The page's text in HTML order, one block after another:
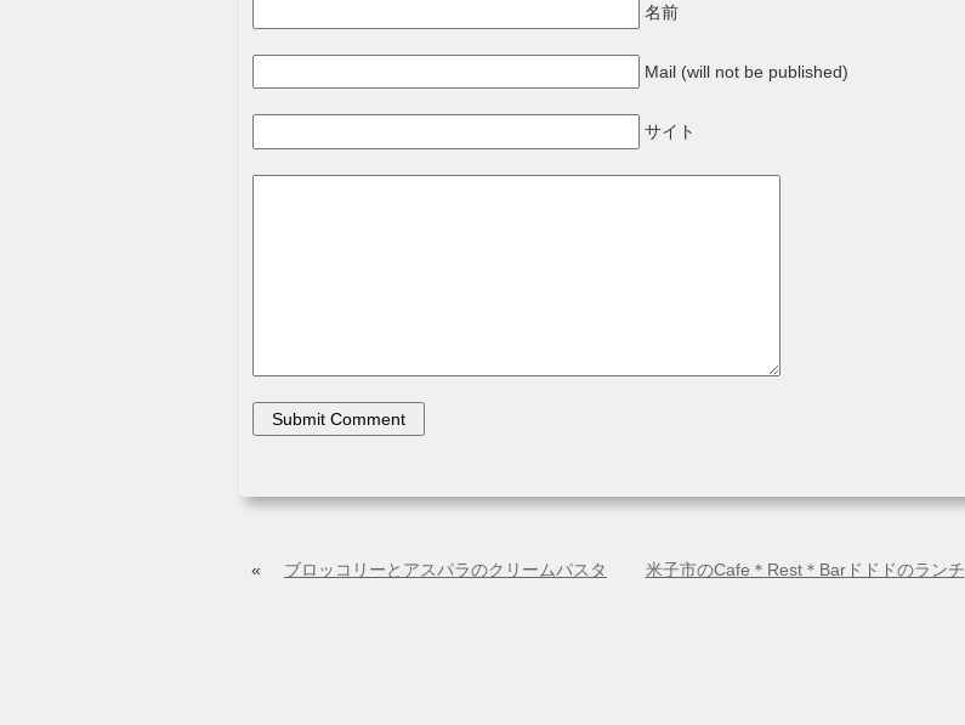
名前
Mail (will not be published)
サイト
« ブロッコリーとアスパラのクリームパスタ 米子市のCafe＊Rest＊Barドドドのランチ